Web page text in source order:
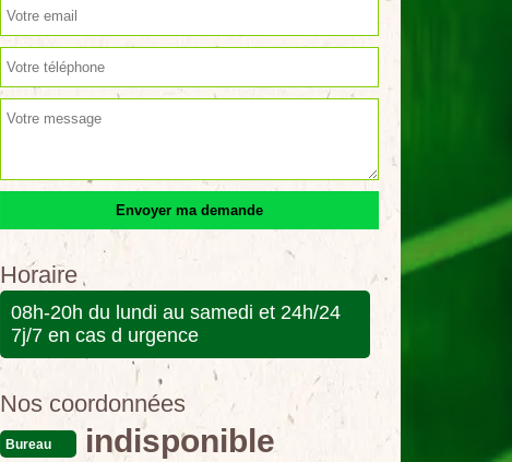
Horaire
08h-20h du lundi au samedi et 24h/24
7j/7 en cas d urgence
Nos coordonnées
Bureau indisponible